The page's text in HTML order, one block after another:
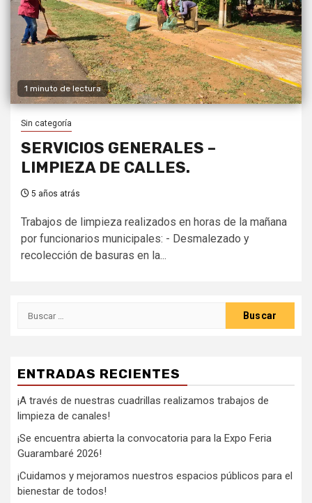
1 minuto de lectura
Sin categoría
SERVICIOS GENERALES –
LIMPIEZA DE CALLES.
5 años atrás
Trabajos de limpieza realizados en horas de la mañana
por funcionarios municipales: - Desmalezado y
recolección de basuras en la...
ENTRADAS RECIENTES
¡A través de nuestras cuadrillas realizamos trabajos de
limpieza de canales!
¡Se encuentra abierta la convocatoria para la Expo Feria
Guarambaré 2026!
¡Cuidamos y mejoramos nuestros espacios públicos para el
bienestar de todos!